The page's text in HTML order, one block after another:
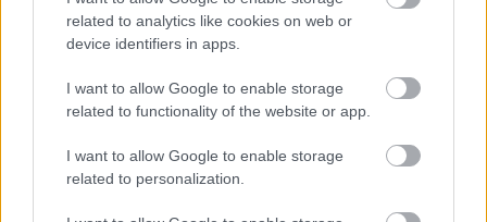
related to analytics like cookies on web or
device identifiers in apps.
I want to allow Google to enable storage
related to functionality of the website or app.
I want to allow Google to enable storage
related to personalization.
LEGÚJABB POSZTOK: